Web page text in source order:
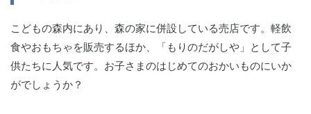
こどもの森内にあり、森の家に併設している売店です。軽飲
食やおもちゃを販売するほか、「もりのだがしや」として子
供たちに人気です。お子さまのはじめてのおかいものにいか
がでしょうか？